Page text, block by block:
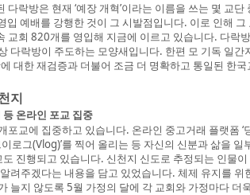
다락방은 현재 ‘예장 개혁’이라는 이름을 쓰는 몇 교
입 예배를 강행한 것이 그 시발점입니다. 이로 인해
교회 820개를 영입해 지금에 이르고 있습니다. 다락
다락방이 주도하는 모양새입니다. 한편 모 기독 일
대한 재검증과 더불어 조금 더 명확하고 통일된 한
지
온라인 포교 집중
포교에 집중하고 있습니다. 온라인 중고거래 플랫폼 ‘
로그(Vlog)’를 찍어 올리는 등 자신의 신분과 삶을
진행되고 있습니다. 신천지 신도로 추정되는 인물
려주겠다는 내용을 담고 있었습니다. 체제 유지를
늘지 않도록 5월 가정의 달에 각 교회와 가정마다 더